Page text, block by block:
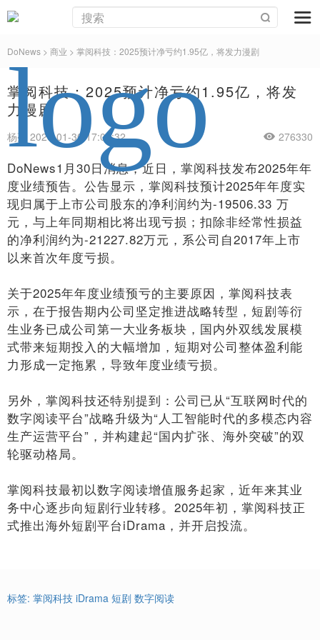
DoNews > 商业 > 掌阅科技：2025预计净亏约1.95亿，将发力漫剧
掌阅科技：2025预计净亏约1.95亿，将发
力漫剧
杨亮 2026-01-30 17:06:32 276330
DoNews1月30日消息，近日，掌阅科技发布2025年年
度业绩预告。公告显示，掌阅科技预计2025年年度实
现归属于上市公司股东的净利润约为-19506.33 万
元，与上年同期相比将出现亏损；扣除非经常性损益
的净利润约为-21227.82万元，系公司自2017年上市
以来首次年度亏损。
关于2025年年度业绩预亏的主要原因，掌阅科技表
示，在于报告期内公司坚定推进战略转型，短剧等衍
生业务已成公司第一大业务板块，国内外双线发展模
式带来短期投入的大幅增加，短期对公司整体盈利能
力形成一定拖累，导致年度业绩亏损。
另外，掌阅科技还特别提到：公司已从“互联网时代的
数字阅读平台”战略升级为“人工智能时代的多模态内容
生产运营平台”，并构建起“国内扩张、海外突破”的双
轮驱动格局。
掌阅科技最初以数字阅读增值服务起家，近年来其业
务中心逐步向短剧行业转移。2025年初，掌阅科技正
式推出海外短剧平台iDrama，并开启投流。
标签: 掌阅科技 iDrama 短剧 数字阅读